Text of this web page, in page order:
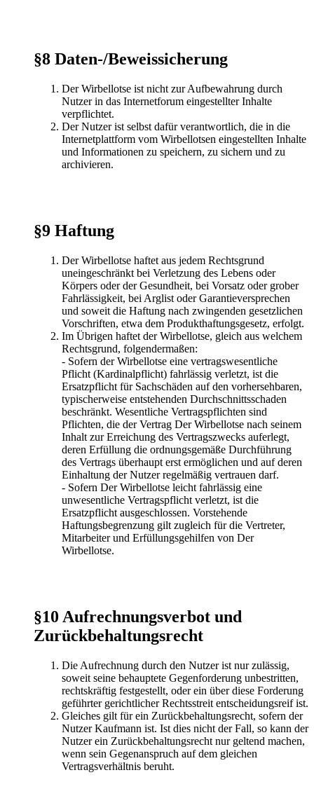
§8 Daten-/Beweissicherung
Der Wirbellotse ist nicht zur Aufbewahrung durch
Nutzer in das Internetforum eingestellter Inhalte
verpflichtet.
Der Nutzer ist selbst dafür verantwortlich, die in die
Internetplattform vom Wirbellotsen eingestellten Inhalte
und Informationen zu speichern, zu sichern und zu
archivieren.
§9 Haftung
Der Wirbellotse haftet aus jedem Rechtsgrund
uneingeschränkt bei Verletzung des Lebens oder
Körpers oder der Gesundheit, bei Vorsatz oder grober
Fahrlässigkeit, bei Arglist oder Garantieversprechen
und soweit die Haftung nach zwingenden gesetzlichen
Vorschriften, etwa dem Produkthaftungsgesetz, erfolgt.
Im Übrigen haftet der Wirbellotse, gleich aus welchem
Rechtsgrund, folgendermaßen:
- Sofern der Wirbellotse eine vertragswesentliche
Pflicht (Kardinalpflicht) fahrlässig verletzt, ist die
Ersatzpflicht für Sachschäden auf den vorhersehbaren,
typischerweise entstehenden Durchschnittsschaden
beschränkt. Wesentliche Vertragspflichten sind
Pflichten, die der Vertrag Der Wirbellotse nach seinem
Inhalt zur Erreichung des Vertragszwecks auferlegt,
deren Erfüllung die ordnungsgemäße Durchführung
des Vertrags überhaupt erst ermöglichen und auf deren
Einhaltung der Nutzer regelmäßig vertrauen darf.
- Sofern Der Wirbellotse leicht fahrlässig eine
unwesentliche Vertragspflicht verletzt, ist die
Ersatzpflicht ausgeschlossen. Vorstehende
Haftungsbegrenzung gilt zugleich für die Vertreter,
Mitarbeiter und Erfüllungsgehilfen von Der
Wirbellotse.
§10 Aufrechnungsverbot und
Zurückbehaltungsrecht
Die Aufrechnung durch den Nutzer ist nur zulässig,
soweit seine behauptete Gegenforderung unbestritten,
rechtskräftig festgestellt, oder ein über diese Forderung
geführter gerichtlicher Rechtsstreit entscheidungsreif ist.
Gleiches gilt für ein Zurückbehaltungsrecht, sofern der
Nutzer Kaufmann ist. Ist dies nicht der Fall, so kann der
Nutzer ein Zurückbehaltungsrecht nur geltend machen,
wenn sein Gegenanspruch auf dem gleichen
Vertragsverhältnis beruht.